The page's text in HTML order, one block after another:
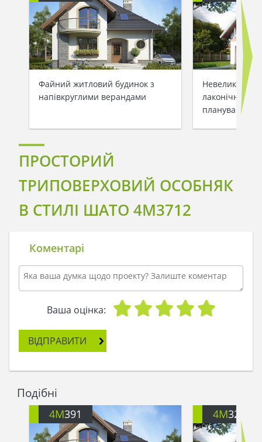
Файний житловий будинок з
напівкруглими верандами
Невеликий
лаконічним
плануванням
ПРОСТОРИЙ
ТРИПОВЕРХОВИЙ ОСОБНЯК
В СТИЛІ ШАТО 4M3712
Коментарі
Ваша оцінка:
ВІДПРАВИТИ
Подібні
4M391 4M3200